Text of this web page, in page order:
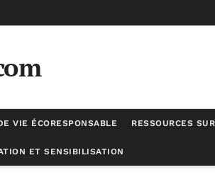
VIE ÉCORESPONSABLE RESSOURCES
ET SENSIBILISATION
en flânant